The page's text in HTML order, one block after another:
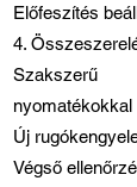
Előfeszítés
4.
nyomatékokkal
Új
Végső